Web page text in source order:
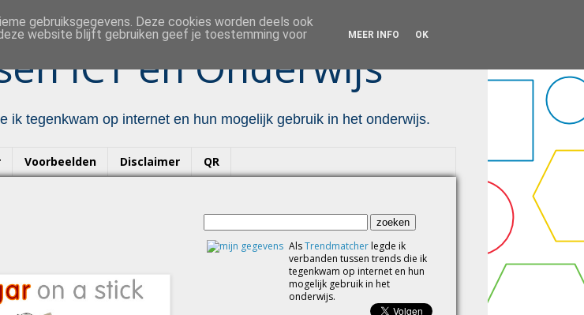
ICT en Onderwijs ™
ik tegenkwam op internet en hun mogelijk gebruik in het onderwijs.
Voorbeelden Disclaimer QR
AlsTrendmatcher legde ik
verbanden tussen trends die ik
tegenkwam op internet en hun
mogelijk gebruik in het
onderwijs.
gebruiksgegevens. Deze cookies worden deels ook
website blijft gebruiken geef je toestemming voor
MEER INFO OK